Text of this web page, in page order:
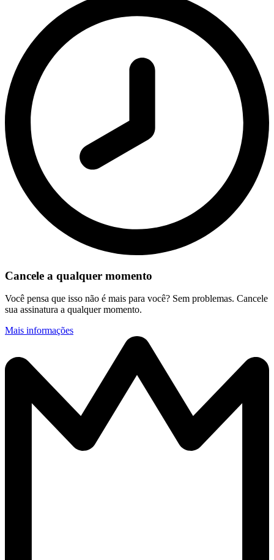
Cancele a qualquer momento
Você pensa que isso não é mais para você? Sem problemas. Cancele
sua assinatura a qualquer momento.
Mais informações